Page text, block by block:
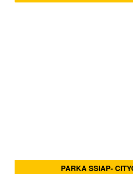
PARKA SSIAP-